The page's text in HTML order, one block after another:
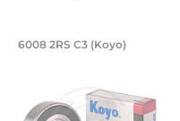
Подшипник
6008 2RS C3 (Koyo)